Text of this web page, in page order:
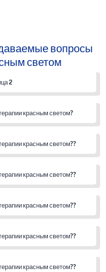
вопросы
светом
2
красным светом?
красным светом??
красным светом??
красным светом??
красным светом??
красным светом??